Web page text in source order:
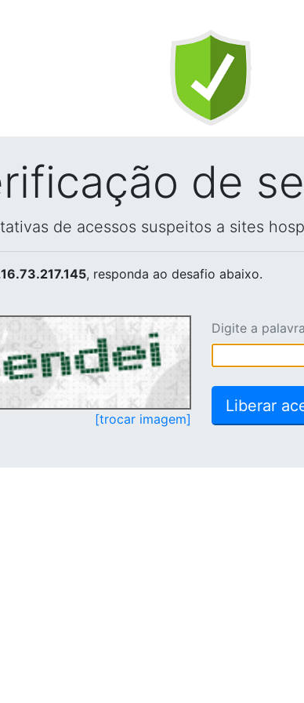
de
de acessos suspeitos a sites
, responda ao desafio abaixo.
[trocar imagem]
Digite a